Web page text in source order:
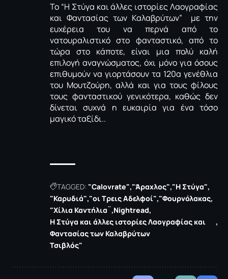
Το “Η Στύγα και άλλες ιστορίες Λαογραφίας
και Φαντασίας των Καλαβρύτων” με την
ευχέρεια του να περνά από το
νατουραλιστικό στο φανταστικό, από το
τώρα στο κάποτε, είναι μια πολύ καλή
επιλογή αναγνώσματος, όχι μόνο για όσους
επιθυμούν να γιορτάσουν τα 120α γενέθλια
του Μουτζούρη, αλλά και για τους φίλους
τους φανταστικού γενικότερα, καθώς δεν
δίνεται συχνά η ευκαιρία για ένα τόσο
μαγικό ταξίδι..
TAGGED: "Calovrate" "Άραχλος" "Η Στύγα"
"Καρυδιά" "οι Τρεις Αδελφοί" "Φουρνόλακας
"Χίλια Καντήλια¨ Nightread
Η Στύγα και άλλες ιστορίες Λαογραφίας και
Φαντασίας των Καλαβρύτων
Τσιβλός"